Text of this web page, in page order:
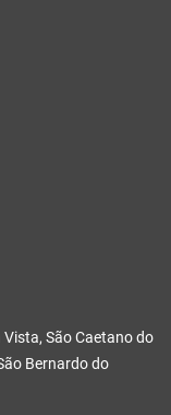
São Caetano do
Bernardo do